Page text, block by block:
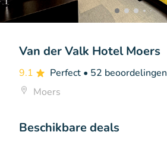
Van der Valk Hotel Moers
9.1 Perfect • 52 beoordelingen
Moers
Beschikbare deals